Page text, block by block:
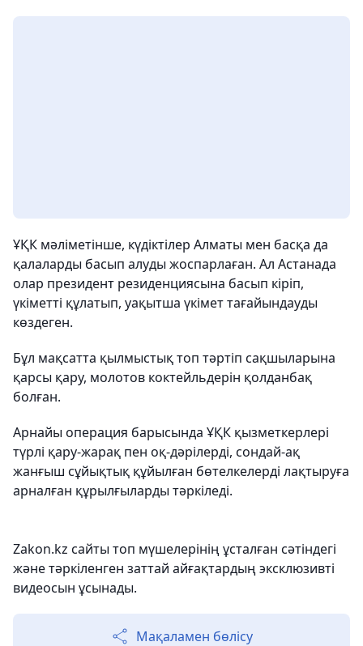
ҰҚК мәліметінше, күдіктілер Алматы мен басқа да
қалаларды басып алуды жоспарлаған. Ал Астанада
олар президент резиденциясына басып кіріп,
үкіметті құлатып, уақытша үкімет тағайындауды
көздеген.
Бұл мақсатта қылмыстық топ тәртіп сақшыларына
қарсы қару, молотов коктейльдерін қолданбақ
болған.
Арнайы операция барысында ҰҚК қызметкерлері
түрлі қару-жарақ пен оқ-дәрілерді, сондай-ақ
жанғыш сұйықтық құйылған бөтелкелерді лақтыруға
арналған құрылғыларды тәркіледі.
Zakon.kz сайты топ мүшелерінің ұсталған сәтіндегі
және тәркіленген заттай айғақтардың эксклюзивті
видеосын ұсынады.
Мақаламен бөлісу